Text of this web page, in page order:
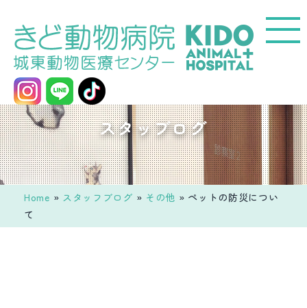
へ
ス
キ
ッ
プ
城
東
動
物
医
セ
スタッブログ
Home » スタッフブログ » その他 » ペットの防災につい
て